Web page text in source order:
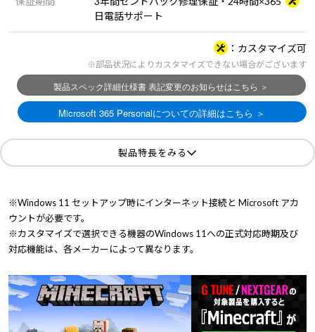
日電話サポート
カスタマイズ可
※部品状況によりカスタマイズできない場合がございます
製品特長をみる
※Windows 11 セットアップ時にインターネット接続と Microsoft アカ
ウントが必要です。
※カスタマイズで選択できる機器のWindows 11への正式対応時期及び
対応機能は、各メーカーによって異なります。